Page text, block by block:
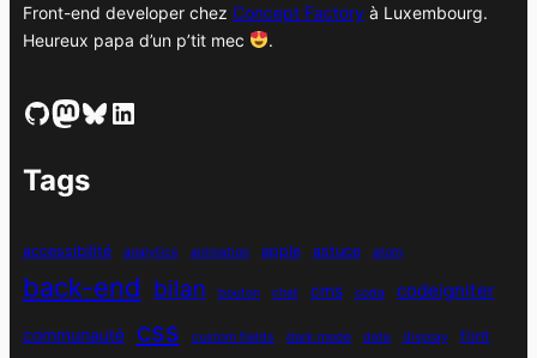
Front-end developer chez Concept Factoryà Luxembourg.
Heureux papa d’un p’tit mec
.
GitHub Mastodon Bluesky LinkedIn
Tags
accessibilité analytics animation apple astuce atom
back-end bilan bouton chat cms coda codeigniter
communauté css custom fields dark mode date display font